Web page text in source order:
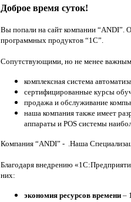
Доброе время суток!
Вы попали на сайт компании “ANDI”.
программных продуктов “1С”.
Сопутствующими, но не менее
комплексная система
сертифицированные курсы
продажа и обслуживание
наша компания также имеет
аппараты и POS системы
Компания “ANDI” - .Наша
Благодаря внедрению
них:
экономия ресурсов времени –